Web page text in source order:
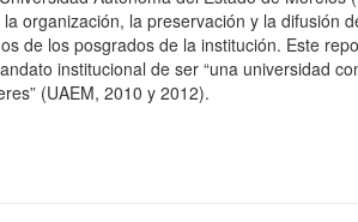
organización, la preservación y la difusión
de los posgrados de la institución. Este
institucional de ser “una universidad
(UAEM, 2010 y 2012).